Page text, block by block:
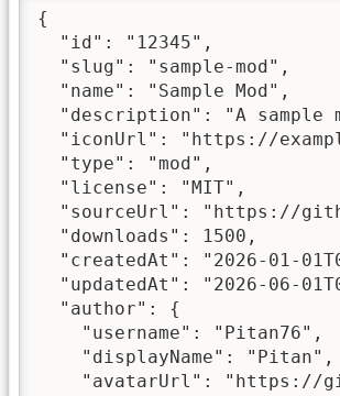
{
  "id": "12345",
  "slug": "sample-mod",
  "name": "Sample Mod",
"description": "A sample
"iconUrl": "https://
  "type": "mod",
  "license": "MIT",
"sourceUrl": "https://
  "downloads": 1500,
"createdAt": "2026-01-
"updatedAt": "2026-06-
  "author": {
    "username": "Pitan76",
    "displayName": "Pitan",
"avatarUrl": "https://